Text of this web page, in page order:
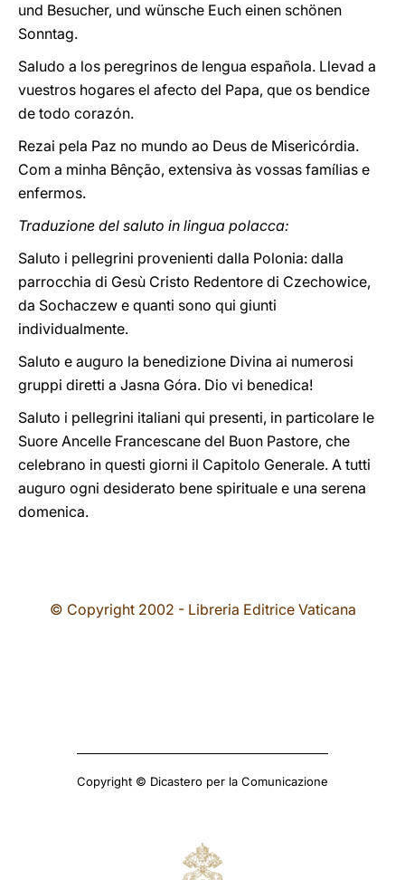
und Besucher, und wünsche Euch einen schönen
Sonntag.
Saludo a los peregrinos de lengua española. Llevad a
vuestros hogares el afecto del Papa, que os bendice
de todo corazón.
Rezai pela Paz no mundo ao Deus de Misericórdia.
Com a minha Bênção, extensiva às vossas famílias e
enfermos.
Traduzione del saluto in lingua polacca:
Saluto i pellegrini provenienti dalla Polonia: dalla
parrocchia di Gesù Cristo Redentore di Czechowice,
da Sochaczew e quanti sono qui giunti
individualmente.
Saluto e auguro la benedizione Divina ai numerosi
gruppi diretti a Jasna Góra. Dio vi benedica!
Saluto i pellegrini italiani qui presenti, in particolare le
Suore Ancelle Francescane del Buon Pastore, che
celebrano in questi giorni il Capitolo Generale. A tutti
auguro ogni desiderato bene spirituale e una serena
domenica.
© Copyright 2002 - Libreria Editrice Vaticana
Copyright © Dicastero per la Comunicazione